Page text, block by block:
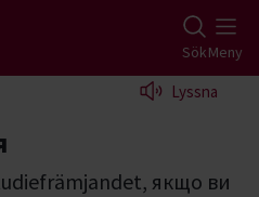
SökMeny
Lyssna
якщо ви